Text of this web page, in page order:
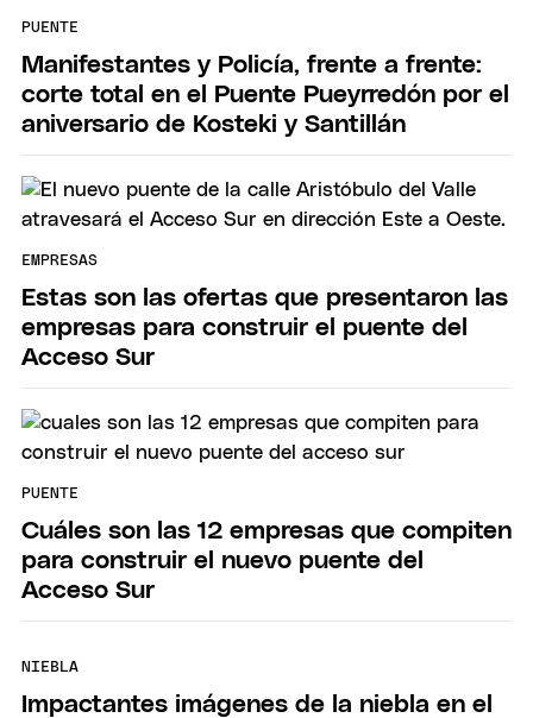
PUENTE
Manifestantes y Policía, frente a frente:
corte total en el Puente Pueyrredón por el
aniversario de Kosteki y Santillán
EMPRESAS
Estas son las ofertas que presentaron las
empresas para construir el puente del
Acceso Sur
PUENTE
Cuáles son las 12 empresas que compiten
para construir el nuevo puente del
Acceso Sur
NIEBLA
Impactantes imágenes de la niebla en el